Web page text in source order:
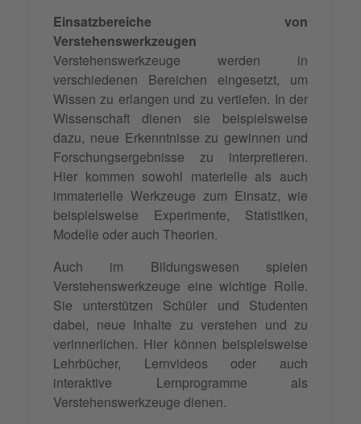
Einsatzbereiche von
Verstehenswerkzeugen
Verstehenswerkzeuge werden in
verschiedenen Bereichen eingesetzt, um
Wissen zu erlangen und zu vertiefen. In der
Wissenschaft dienen sie beispielsweise
dazu, neue Erkenntnisse zu gewinnen und
Forschungsergebnisse zu interpretieren.
Hier kommen sowohl materielle als auch
immaterielle Werkzeuge zum Einsatz, wie
beispielsweise Experimente, Statistiken,
Modelle oder auch Theorien.
Auch im Bildungswesen spielen
Verstehenswerkzeuge eine wichtige Rolle.
Sie unterstützen Schüler und Studenten
dabei, neue Inhalte zu verstehen und zu
verinnerlichen. Hier können beispielsweise
Lehrbücher, Lernvideos oder auch
interaktive Lernprogramme als
Verstehenswerkzeuge dienen.